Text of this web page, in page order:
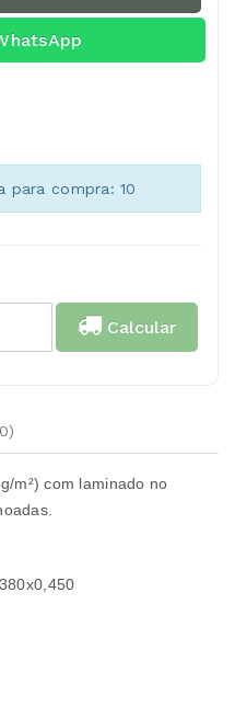
para compra: 10
Calcular
m²) com laminado no